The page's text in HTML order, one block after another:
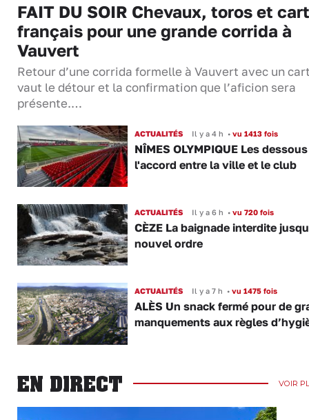
FAIT DU SOIR Chevaux, toros et
français pour une grande corrida à
Vauvert
Retour d’une corrida formelle à Vauvert avec un
vaut le détour et la confirmation que l’aficion sera
présente.…
ACTUALITÉS Il y a 4 h •vu 1413 fois
NÎMES OLYMPIQUE Les
l'accord entre la ville et le club
ACTUALITÉS Il y a 6 h •vu 720 fois
CÈZE La baignade interdite
nouvel ordre
ACTUALITÉS Il y a 7 h •vu 1475 fois
ALÈS Un snack fermé pour de
manquements aux règles
EN DIRECT VOIR